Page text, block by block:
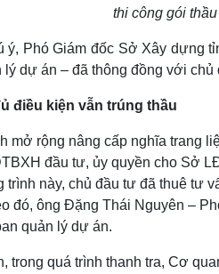
thi công gói
ý, Phó Giám đốc Sở Xây dựng
lý dự án – đã thông đồng với
điều kiện vẫn trúng thầu
mở rộng nâng cấp nghĩa trang
đầu tư, ủy quyền cho Sở
trình này, chủ đầu tư đã thuê tư
đó, ông Đặng Thái Nguyên –
quản lý dự án.
trong quá trình thanh tra, Cơ